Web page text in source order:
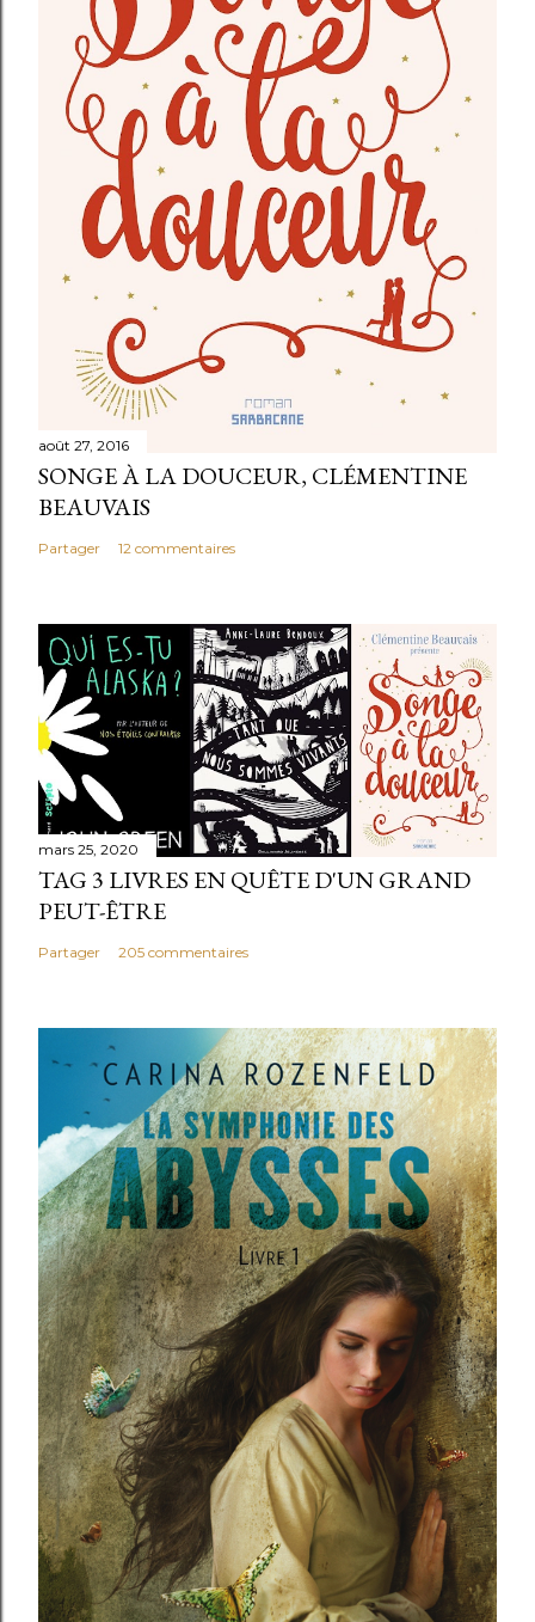
août 27, 2016
SONGE À LA DOUCEUR, CLÉMENTINE
BEAUVAIS
Partager 12 commentaires
mars 25, 2020
TAG 3 LIVRES EN QUÊTE D'UN GRAND
PEUT-ÊTRE
Partager 205 commentaires